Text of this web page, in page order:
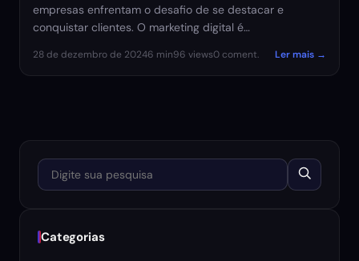
empresas enfrentam o desafio de se destacar e
conquistar clientes. O marketing digital é…
28 de dezembro de 20246 min96 views0 coment. Ler mais →
Digite sua pesquisa
Categorias